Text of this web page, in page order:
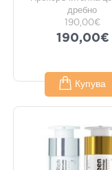
дребно
190,00€
190,00€
Купува